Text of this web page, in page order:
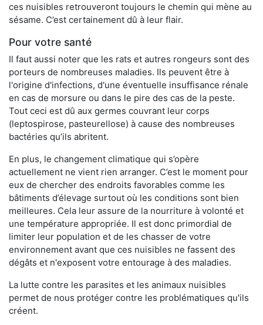
ces nuisibles retrouveront toujours le chemin qui mène au
sésame. C’est certainement dû à leur flair.
Pour votre santé
Il faut aussi noter que les rats et autres rongeurs sont des
porteurs de nombreuses maladies. Ils peuvent être à
l'origine d'infections, d'une éventuelle insuffisance rénale
en cas de morsure ou dans le pire des cas de la peste.
Tout ceci est dû aux germes couvrant leur corps
(leptospirose, pasteurellose) à cause des nombreuses
bactéries qu’ils abritent.
En plus, le changement climatique qui s’opère
actuellement ne vient rien arranger. C’est le moment pour
eux de chercher des endroits favorables comme les
bâtiments d’élevage surtout où les conditions sont bien
meilleures. Cela leur assure de la nourriture à volonté et
une température appropriée. Il est donc primordial de
limiter leur population et de les chasser de votre
environnement avant que ces nuisibles ne fassent des
dégâts et n'exposent votre entourage à des maladies.
La lutte contre les parasites et les animaux nuisibles
permet de nous protéger contre les problématiques qu'ils
créent.